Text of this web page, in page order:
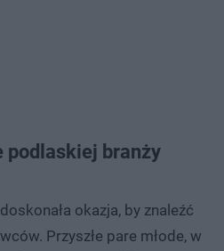
podlaskiej branży
okazja, by znaleźć
Przyszłe pare młode, w